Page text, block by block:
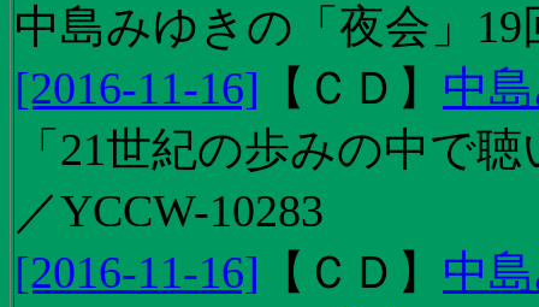
中島みゆきの「夜会」
[2016-11-16] 【 ＣＤ 】 中
「21世紀の歩みの中で
／YCCW-10283
[2016-11-16] 【 ＣＤ 】 中